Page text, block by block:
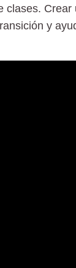
clases. Crear
y